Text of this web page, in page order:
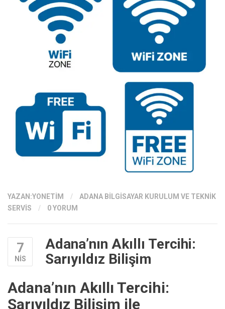
YAZAN:YONETIM /
ADANA BILGISAYAR KURULUM VE TEKNIK
SERVIS
/ 0 YORUM
7
NIS
Adana’nın Akıllı Tercihi:
Sarıyıldız Bilişim
Adana’nın Akıllı Tercihi:
Sarıyıldız Bilişim ile